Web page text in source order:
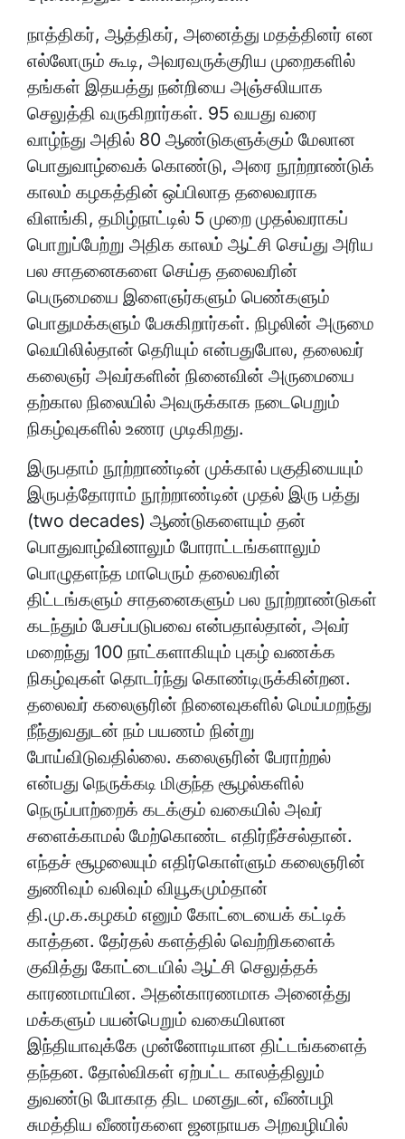
நாத்திகர், ஆத்திகர், அனைத்து மதத்தினர் என
எல்லோரும் கூடி, அவரவருக்குரிய முறைகளில்
தங்கள் இதயத்து நன்றியை அஞ்சலியாக
செலுத்தி வருகிறார்கள். 95 வயது வரை
வாழ்ந்து அதில் 80 ஆண்டுகளுக்கும் மேலான
பொதுவாழ்வைக் கொண்டு, அரை நூற்றாண்டுக்
காலம் கழகத்தின் ஒப்பிலாத தலைவராக
விளங்கி, தமிழ்நாட்டில் 5 முறை முதல்வராகப்
பொறுப்பேற்று அதிக காலம் ஆட்சி செய்து அரிய
பல சாதனைகளை செய்த தலைவரின்
பெருமையை இளைஞர்களும் பெண்களும்
பொதுமக்களும் பேசுகிறார்கள். நிழலின் அருமை
வெயிலில்தான் தெரியும் என்பதுபோல, தலைவர்
கலைஞர் அவர்களின் நினைவின் அருமையை
தற்கால நிலையில் அவருக்காக நடைபெறும்
நிகழ்வுகளில் உணர முடிகிறது.
இருபதாம் நூற்றாண்டின் முக்கால் பகுதியையும்
இருபத்தோராம் நூற்றாண்டின் முதல் இரு பத்து
(two decades) ஆண்டுகளையும் தன்
பொதுவாழ்வினாலும் போராட்டங்களாலும்
பொழுதளந்த மாபெரும் தலைவரின்
திட்டங்களும் சாதனைகளும் பல நூற்றாண்டுகள்
கடந்தும் பேசப்படுபவை என்பதால்தான், அவர்
மறைந்து 100 நாட்களாகியும் புகழ் வணக்க
நிகழ்வுகள் தொடர்ந்து கொண்டிருக்கின்றன.
தலைவர் கலைஞரின் நினைவுகளில் மெய்மறந்து
நீந்துவதுடன் நம் பயணம் நின்று
போய்விடுவதில்லை. கலைஞரின் பேராற்றல்
என்பது நெருக்கடி மிகுந்த சூழல்களில்
நெருப்பாற்றைக் கடக்கும் வகையில் அவர்
சளைக்காமல் மேற்கொண்ட எதிர்நீச்சல்தான்.
எந்தச் சூழலையும் எதிர்கொள்ளும் கலைஞரின்
துணிவும் வலிவும் வியூகமும்தான்
தி.மு.க.கழகம் எனும் கோட்டையைக் கட்டிக்
காத்தன. தேர்தல் களத்தில் வெற்றிகளைக்
குவித்து கோட்டையில் ஆட்சி செலுத்தக்
காரணமாயின. அதன்காரணமாக அனைத்து
மக்களும் பயன்பெறும் வகையிலான
இந்தியாவுக்கே முன்னோடியான திட்டங்களைத்
தந்தன. தோல்விகள் ஏற்பட்ட காலத்திலும்
துவண்டு போகாத திட மனதுடன், வீண்பழி
சுமத்திய வீணர்களை ஜனநாயக அறவழியில்